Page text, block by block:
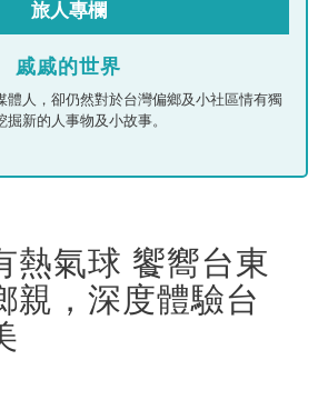
旅人專欄
戚戚的世界
體人，卻仍然對於台灣偏鄉及小社區情有獨
新的人事物及小故事。
熱氣球 饗嚮台東
親，深度體驗台